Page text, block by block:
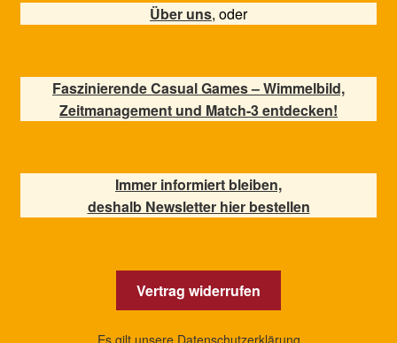
Über uns, oder
Faszinierende Casual Games – Wimmelbild,
Zeitmanagement und Match-3 entdecken!
Immer informiert bleiben,
deshalb Newsletter hier bestellen
Vertrag widerrufen